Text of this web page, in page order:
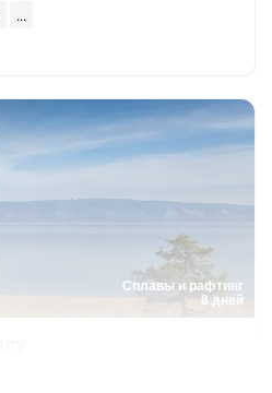
Сплавы и рафтинг
8 дней